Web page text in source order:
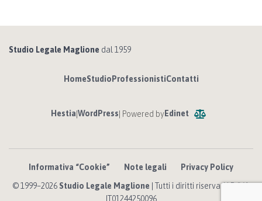
Studio Legale Maglione dal 1959
HomeStudio ProfessionistiContatti
Hestia|WordPress| Powered byEdinet
Informativa “Cookie” Note legali
Privacy Policy
© 1999–2026Studio Legale Maglione | Tutti i diritti riservati | P. IVA
IT01244250096